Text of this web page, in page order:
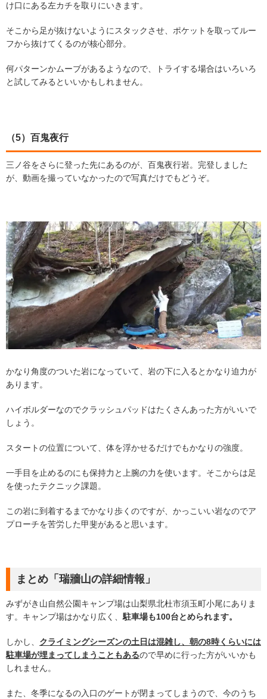
け口にある左カチを取りにいきます。
そこから足が抜けないようにスタックさせ、ポケットを取ってルー
フから抜けてくるのが核心部分。
何パターンかムーブがあるようなので、トライする場合はいろいろ
と試してみるといいかもしれません。
（5）百鬼夜行
三ノ谷をさらに登った先にあるのが、百鬼夜行岩。完登しました
が、動画を撮っていなかったので写真だけでもどうぞ。
かなり角度のついた岩になっていて、岩の下に入るとかなり迫力が
あります。
ハイボルダーなのでクラッシュパッドはたくさんあった方がいいで
しょう。
スタートの位置について、体を浮かせるだけでもかなりの強度。
一手目を止めるのにも保持力と上腕の力を使います。そこからは足
を使ったテクニック課題。
この岩に到着するまでかなり歩くのですが、かっこいい岩なのでア
プローチを苦労した甲斐があると思います。
まとめ「瑞牆山の詳細情報」
みずがき山自然公園キャンプ場は山梨県北杜市須玉町小尾にありま
す。キャンプ場はかなり広く、駐車場も100台とめられます。
しかし、 クライミングシーズンの土日は混雑し、朝の8時くらいには
駐車場が埋まってしまうこともあるので早めに行った方がいいかも
しれません。
また、冬季になるの入口のゲートが閉まってしまうので、今のうち